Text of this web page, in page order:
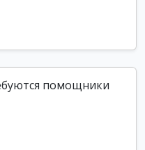
помощники